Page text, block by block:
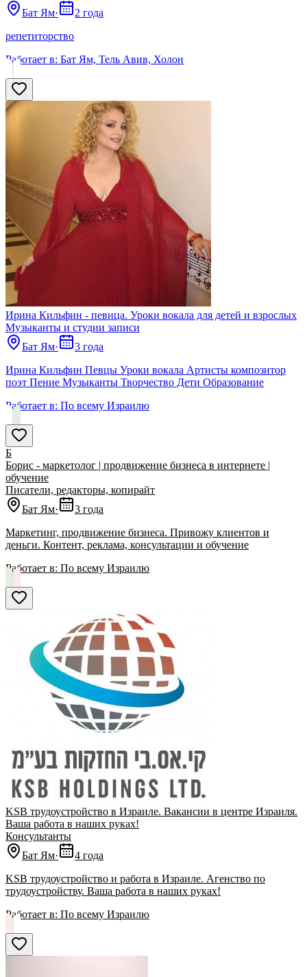
Бат Ям·
2 года
репетиторство
Работает в: Бат Ям, Тель Авив, Холон
Ирина Кильфин - певица. Уроки вокала для детей и взрослых
Музыканты и студии записи
Бат Ям·
3 года
Ирина Кильфин Певцы Уроки вокала Артисты композитор
поэт Пение Музыканты Творчество Дети Образование
Работает в: По всему Израилю
Б
Борис - маркетолог | продвижение бизнеса в интернете |
обучение
Писатели, редакторы, копирайт
Бат Ям·
3 года
Маркетинг, продвижение бизнеса. Привожу клиентов и
деньги. Контент, реклама, консультации и обучение
Работает в: По всему Израилю
KSB трудоустройство в Израиле. Вакансии в центре Израиля.
Ваша работа в наших руках!
Консультанты
Бат Ям·
4 года
KSB трудоустройство и работа в Израиле. Агенство по
трудоустройству. Ваша работа в наших руках!
Работает в: По всему Израилю